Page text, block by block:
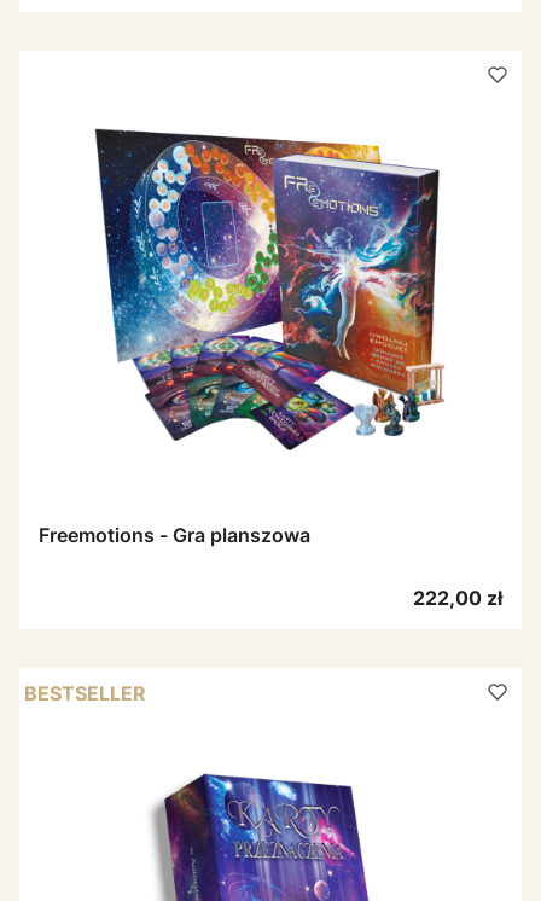
Freemotions - Gra planszowa
Cena
222,00 zł
BESTSELLER